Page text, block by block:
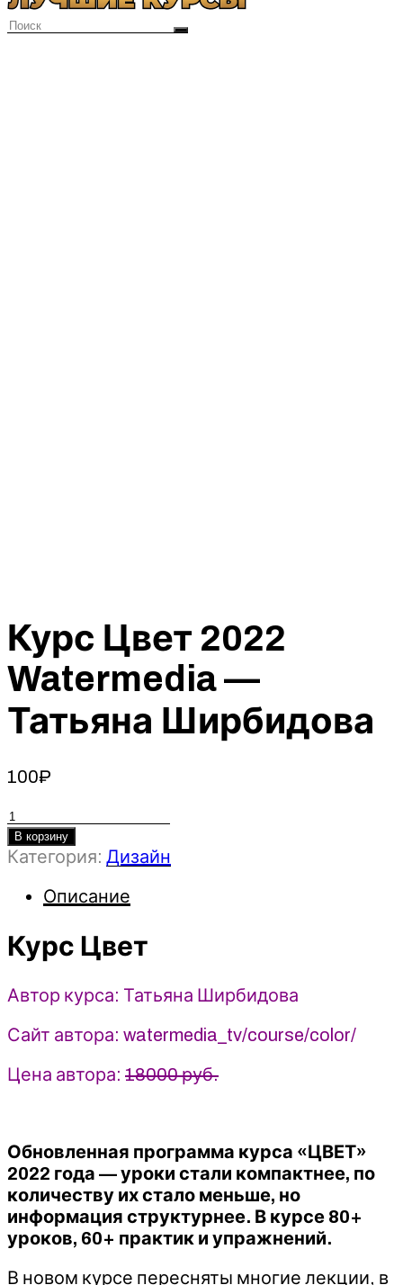
Курс Цвет 2022
Watermedia —
Татьяна Ширбидова
100₽
Количество
товара
Курс
2022
-
Татьяна
В корзину
Категория: Дизайн
Описание
Курс Цвет
Автор курса: Татьяна Ширбидова
Сайт автора: watermedia_tv/course/color/
Цена автора: 18000 руб.
Обновленная программа курса «ЦВЕТ»
2022 года — уроки стали компактнее, по
количеству их стало меньше, но
информация структурнее. В курсе 80+
уроков, 60+ практик и упражнений.
В новом курсе пересняты многие лекции, в